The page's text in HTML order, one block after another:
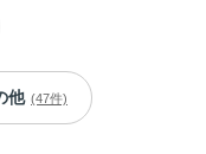
他 (47件)